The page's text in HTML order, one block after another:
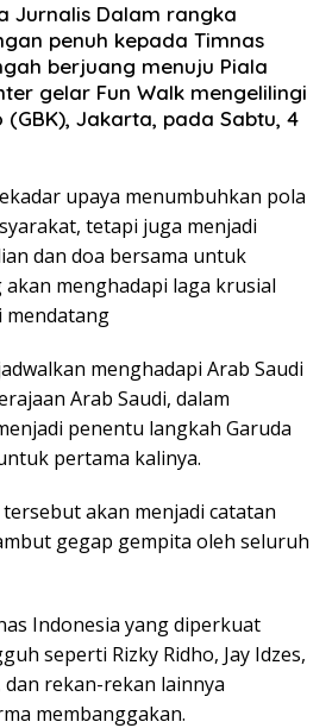
Jurnalis Dalam rangka
penuh kepada Timnas
berjuang menuju Piala
gelar Fun Walk mengelilingi
(GBK), Jakarta, pada Sabtu, 4
upaya menumbuhkan pola
tetapi juga menjadi
dan doa bersama untuk
akan menghadapi laga krusial
mendatang
menghadapi Arab Saudi
Arab Saudi, dalam
penentu langkah Garuda
pertama kalinya.
akan menjadi catatan
gegap gempita oleh seluruh
Indonesia yang diperkuat
seperti Rizky Ridho, Jay Idzes,
dan rekan-rekan lainnya
membanggakan.